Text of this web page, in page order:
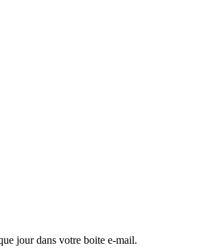
jour dans votre boite e-mail.